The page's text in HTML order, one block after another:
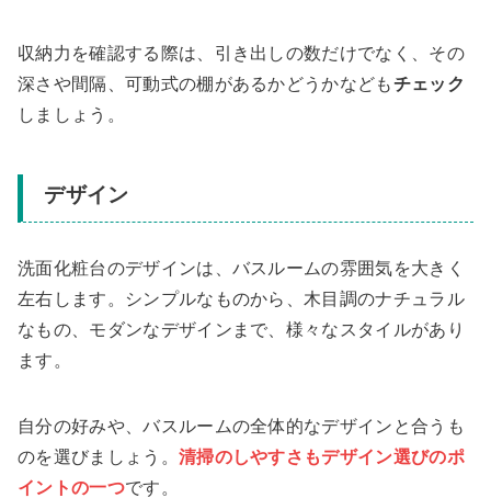
収納力を確認する際は、引き出しの数だけでなく、その
深さや間隔、可動式の棚があるかどうかなどもチェック
しましょう。
デザイン
洗面化粧台のデザインは、バスルームの雰囲気を大きく
左右します。シンプルなものから、木目調のナチュラル
なもの、モダンなデザインまで、様々なスタイルがあり
ます。
自分の好みや、バスルームの全体的なデザインと合うも
のを選びましょう。 清掃のしやすさもデザイン選びのポ
イントの一つです。